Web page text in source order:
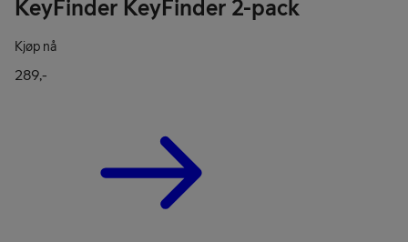
KeyFinder KeyFinder 2-pack
Kjøp nå
289,-